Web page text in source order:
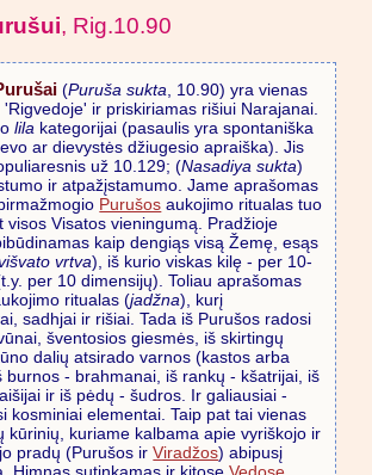
, Rig.10.90
(Puruša sukta , 10.90) yra vienas
ir priskiriamas rišiui Narajanai.
lila kategorijai (pasaulis yra spontaniška
ar dievystės džiugesio apraiška). Jis
už 10.129; (Nasadiya sukta)
ir atpažįstamumo. Jame aprašomas
Purušos aukojimo ritualas tuo
visos Visatos vieningumą. Pradžioje
kaip dengiąs visą Žemę, esąs
vrtva), iš kurio viskas kilę - per 10-
per 10 dimensijų). Toliau aprašomas
ritualas (jadžna), kurį
sadhjai ir rišiai. Tada iš Purušos radosi
šventosios giesmės, iš skirtingų
dalių atsirado varnos (kastos arba
burnos - brahmanai, iš rankų - kšatrijai, iš
ir iš pėdų - šudros. Ir galiausiai -
kosminiai elementai. Taip pat tai vienas
kūrinių, kuriame kalbama apie vyriškojo ir
pradų (Purušos irViradžos) abipusį